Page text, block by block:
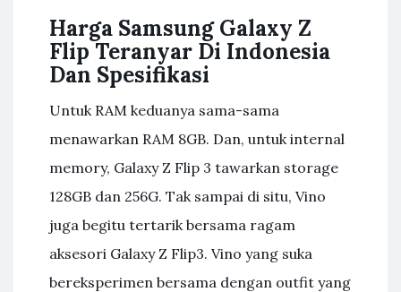
Harga Samsung Galaxy Z
Flip Teranyar Di Indonesia
Dan Spesifikasi
Untuk RAM keduanya sama-sama
menawarkan RAM 8GB. Dan, untuk internal
memory, Galaxy Z Flip 3 tawarkan storage
128GB dan 256G. Tak sampai di situ, Vino
juga begitu tertarik bersama ragam
aksesori Galaxy Z Flip3. Vino yang suka
bereksperimen bersama dengan outfit yang